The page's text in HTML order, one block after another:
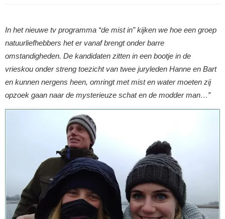
In het nieuwe tv programma “de mist in” kijken we hoe een groep
natuurliefhebbers het er vanaf brengt onder barre
omstandigheden. De kandidaten zitten in een bootje in de
vrieskou onder streng toezicht van twee juryleden Hanne en Bart
en kunnen nergens heen, omringt met mist en water moeten zij
opzoek gaan naar de mysterieuze schat en de modder man…”